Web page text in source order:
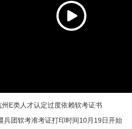
E类人才认定过度依赖软考证书
兵团软考准考证打印时间10月19日开始